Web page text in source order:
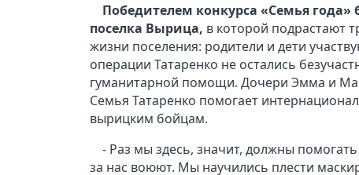
Победителем конкурса «Семья
поселка Вырица, в которой подрастают
жизни поселения: родители и дети
операции Татаренко не остались
гуманитарной помощи. Дочери Эмма и
Семья Татаренко помогает
вырицким бойцам.
- Раз мы здесь, значит, должны
за нас воюют. Мы научились плести